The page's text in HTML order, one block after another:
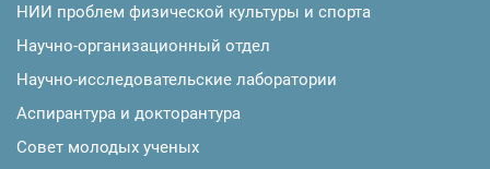
НИИ проблем физической культуры и спорта
Научно-организационный отдел
Научно-исследовательские лаборатории
Аспирантура и докторантура
Совет молодых ученых